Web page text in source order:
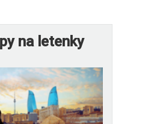
na letenky